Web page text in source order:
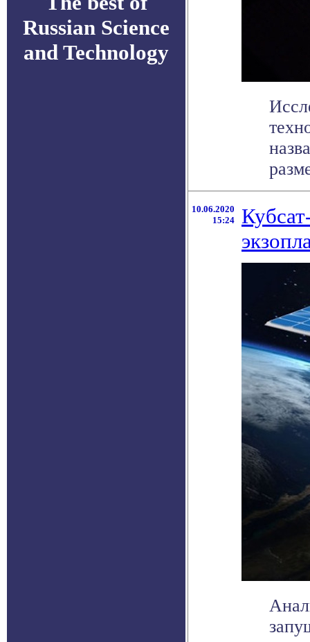
Russian Science
and Technology
10.06.2020
15:24